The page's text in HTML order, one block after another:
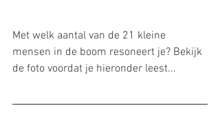
Met welk aantal van de 21 kleine
mensen in de boom resoneert je? Bekijk
de foto voordat je hieronder leest...